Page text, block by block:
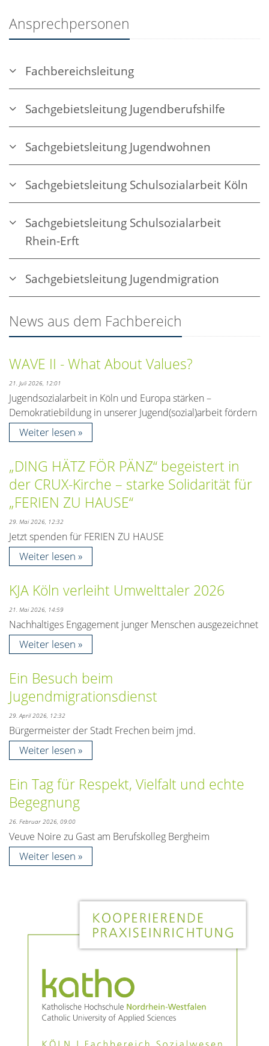
Ansprechpersonen
Fachbereichsleitung
Sachgebietsleitung Jugendberufshilfe
Sachgebietsleitung Jugendwohnen
Sachgebietsleitung Schulsozialarbeit Köln
Sachgebietsleitung Schulsozialarbeit
Rhein-Erft
Sachgebietsleitung Jugendmigration
News aus dem Fachbereich
WAVE II - What About Values?
21. Juli 2026, 12:01
Jugendsozialarbeit in Köln und Europa stärken –
Demokratiebildung in unserer Jugend(sozial)arbeit fördern
Weiter lesen
„DING HÄTZ FÖR PÄNZ“ begeistert in
der CRUX-Kirche – starke Solidarität für
„FERIEN ZU HAUSE“
29. Mai 2026, 12:32
Jetzt spenden für FERIEN ZU HAUSE
Weiter lesen
KJA Köln verleiht Umwelttaler 2026
21. Mai 2026, 14:59
Nachhaltiges Engagement junger Menschen ausgezeichnet
Weiter lesen
Ein Besuch beim
Jugendmigrationsdienst
29. April 2026, 12:32
Bürgermeister der Stadt Frechen beim jmd.
Weiter lesen
Ein Tag für Respekt, Vielfalt und echte
Begegnung
26. Februar 2026, 09:00
Veuve Noire zu Gast am Berufskolleg Bergheim
Weiter lesen